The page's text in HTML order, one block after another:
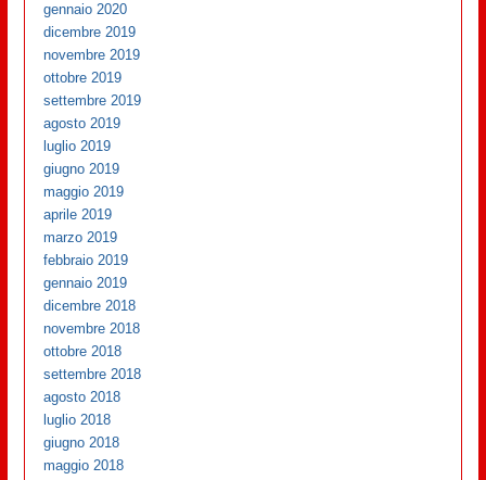
gennaio 2020
dicembre 2019
novembre 2019
ottobre 2019
settembre 2019
agosto 2019
luglio 2019
giugno 2019
maggio 2019
aprile 2019
marzo 2019
febbraio 2019
gennaio 2019
dicembre 2018
novembre 2018
ottobre 2018
settembre 2018
agosto 2018
luglio 2018
giugno 2018
maggio 2018